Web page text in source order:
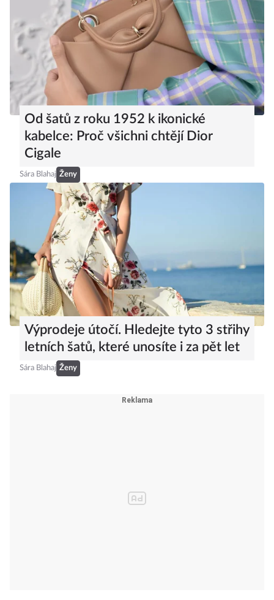
Od šatů z roku 1952 k ikonické
kabelce: Proč všichni chtějí Dior
Cigale
Sára Blahaj Ženy
Výprodeje útočí. Hledejte tyto 3 střihy
letních šatů, které unosíte i za pět let
Sára Blahaj Ženy